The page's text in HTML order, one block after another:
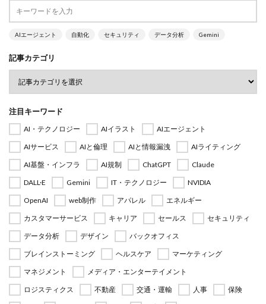
AIエージェント 自動化 セキュリティ データ分析 Gemini
記事カテゴリ
注目キーワード
AI・テクノロジー AIイラスト
AIエージェント
AIサービス
AIと倫理 AIと情報漏洩
AIライティング
AI基盤・インフラ
AI規制 ChatGPT
Claude
DALL·E
Gemini IT・テクノロジー
NVIDIA
OpenAI
web制作 アパレル
エネルギー
カスタマーサービス
キャリア セールス
セキュリティ
データ分析
デザイン
バックオフィス
ブレインストーミング
ヘルスケア
マーケティング
マネジメント
メディア・エンターテイメント
ロジスティクス
不動産 交通・運輸 人事
保険